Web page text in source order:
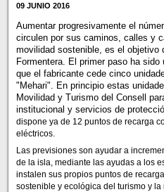
09 JUNIO 2016
Aumentar progresivamente el
circulen por sus caminos, calles y
movilidad sostenible, es el objetivo
Formentera. El primer paso ha
que el fabricante cede cinco
"Mehari". En principio estas
Movilidad y Turismo del Consell
institucional y servicios de
dispone ya de 12 puntos de recarga
eléctricos.
Las previsiones son ayudar a
de la isla, mediante las ayudas a los
instalen sus propios puntos de
sostenible y ecológica del turismo y la